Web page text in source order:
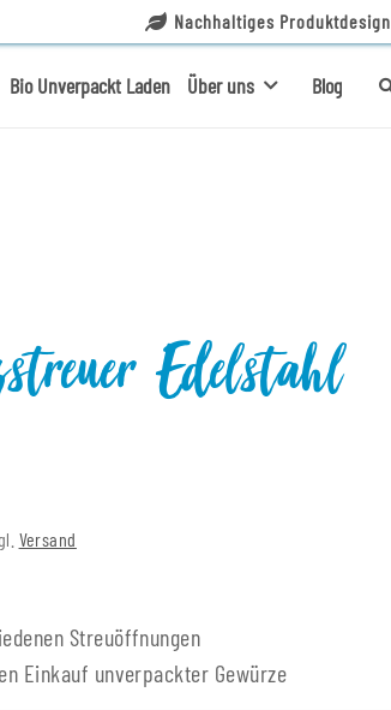
Nachhaltiges Produktdesign
Bio Unverpackt Laden Über uns Blog
Edelstahl
Versand
Streuöffnungen
Einkauf unverpackter Gewürze